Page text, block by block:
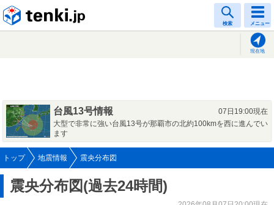
検索 メニュー
現在地
台風13号情報
07日19:00現在
大型で非常に強い台風13号が那覇市の北約100kmを西に進んでい
ます
トップ 地震情報 震央分布図
震央分布図(過去24時間)